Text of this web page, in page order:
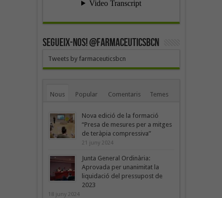
SEGUEIX-NOS! @farmaceuticsbcn
Tweets by farmaceuticsbcn
Nous Popular Comentaris Temes
Nova edició de la formació
“Presa de mesures per a mitges
de teràpia compressiva”
21 juny 2024
Junta General Ordinària:
Aprovada per unanimitat la
liquidació del pressupost de
2023
18 juny 2024